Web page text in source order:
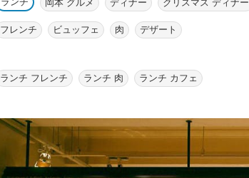
岡本 グルメ ディナー クリスマス ディナー
フレンチ ビュッフェ 肉 デザート
ランチ フレンチ ランチ 肉 ランチ カフェ